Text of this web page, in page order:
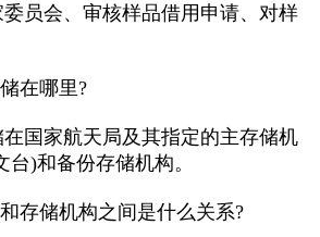
员会、审核样品借用申请、对样
在哪里?
家航天局及其指定的主存储机
)和备份存储机构。
储机构之间是什么关系?